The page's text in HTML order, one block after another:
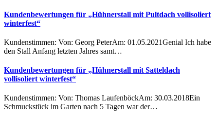
Kundenbewertungen für „Hühnerstall mit Pultdach vollisoliert
winterfest“
Kundenstimmen: Von: Georg PeterAm: 01.05.2021Genial Ich habe
den Stall Anfang letzten Jahres samt…
Kundenbewertungen für „Hühnerstall mit Satteldach
vollisoliert winterfest“
Kundenstimmen: Von: Thomas LaufenböckAm: 30.03.2018Ein
Schmuckstück im Garten nach 5 Tagen war der…